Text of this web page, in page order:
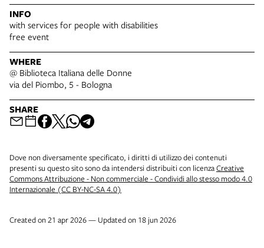
INFO
with services for people with disabilities
free event
WHERE
@ Biblioteca Italiana delle Donne
via del Piombo, 5 - Bologna
SHARE
Dove non diversamente specificato, i diritti di utilizzo dei contenuti
presenti su questo sito sono da intendersi distribuiti con licenzaCreative
Commons Attribuzione - Non commerciale - Condividi allo stesso modo 4.0
Internazionale (CC BY-NC-SA 4.0)
Created on 21 apr 2026 — Updated on 18 jun 2026